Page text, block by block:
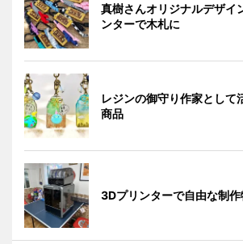
真樹さんオリジナルデザイ
ンターで木札に
レジンの御守り作家として
商品
3Dプリンターで自由な制作